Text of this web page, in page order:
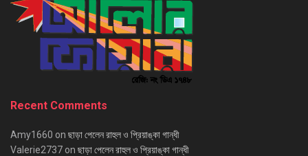
Recent Comments
Amy1660 on ছাড়া পেলেন রাহুল ও প্রিয়াঙ্কা গান্ধী
Valerie2737 on ছাড়া পেলেন রাহুল ও প্রিয়াঙ্কা গান্ধী